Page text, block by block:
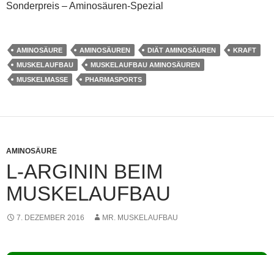
Sonderpreis – Aminosäuren-Spezial
AMINOSÄURE AMINOSÄUREN DIÄT AMINOSÄUREN
KRAFT
MUSKELAUFBAU
MUSKELAUFBAU AMINOSÄUREN
MUSKELMASSE
PHARMASPORTS
AMINOSÄURE
L-ARGININ BEIM
MUSKELAUFBAU
7. DEZEMBER 2016 MR. MUSKELAUFBAU